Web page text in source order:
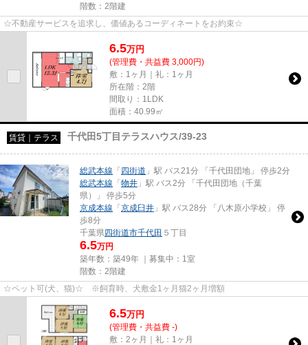
階数：2階建
☆不動産サービスを追求し、価値あるコーディネートをお約束☆
6.5万円
(管理費・共益費 3,000円)
敷：1ヶ月｜礼：1ヶ月
所在階：2階
間取り：1LDK
面積：40.99㎡
賃貸｜テラス 千代田5丁目テラスハウス/39-23
総武本線 「四街道 」駅 バス21分 「千代田団地」 停歩2分
総武本線 「物井 」駅 バス2分 「千代田団地（千葉
県）」 停歩5分
京成本線 「京成臼井 」駅 バス28分 「八木原小学校」 停
歩8分
千葉県四街道市千代田 ５丁目
6.5万円
築年数：築49年 ｜募集中： 1室
階数：2階建
☆ペット可(犬、猫)☆ ※飼育時、犬敷金1ヶ月猫2ヶ月増額
6.5万円
(管理費・共益費 -)
敷：2ヶ月｜礼：1ヶ月